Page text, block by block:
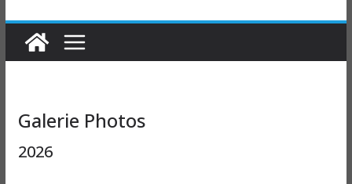
Galerie Photos
2026